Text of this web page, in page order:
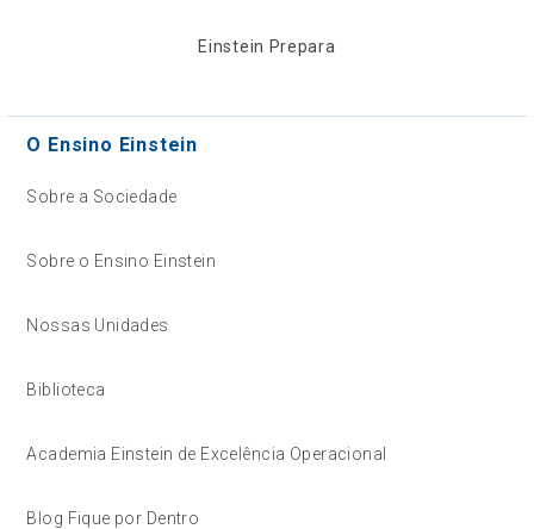
Einstein Prepara
O Ensino Einstein
Sobre a Sociedade
Sobre o Ensino Einstein
Nossas Unidades
Biblioteca
Academia Einstein de Excelência Operacional
Blog Fique por Dentro